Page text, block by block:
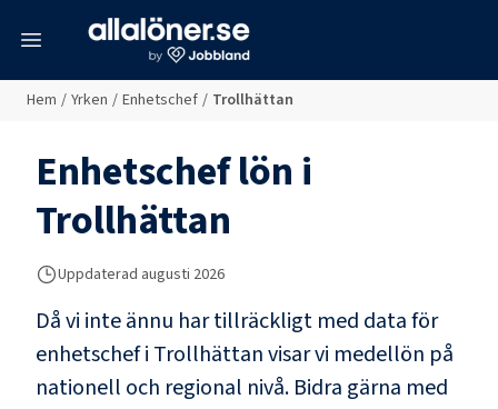
Hem / Yrken / Enhetschef / Trollhättan
Enhetscheflön i
Trollhättan
Uppdaterad augusti 2026
Då vi inte ännu har tillräckligt med data för
enhetschefi Trollhättanvisar vi medellön på
nationell och regional nivå. Bidra gärna med